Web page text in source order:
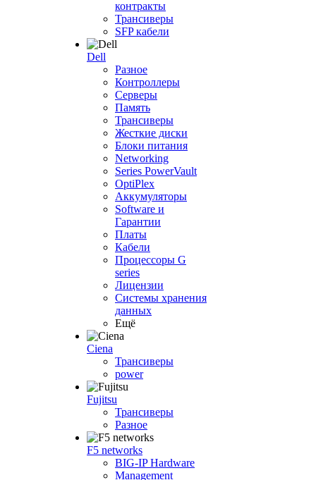
контракты
Трансиверы
SFP кабели
Dell
Разное
Контроллеры
Серверы
Память
Трансиверы
Жесткие диски
Блоки питания
Networking
Series PowerVault
OptiPlex
Аккумуляторы
Software и
Гарантии
Платы
Кабели
Процессоры G
series
Лицензии
Системы хранения
данных
Ещё
Ciena
Трансиверы
power
Fujitsu
Трансиверы
Разное
F5 networks
BIG-IP Hardware
Management